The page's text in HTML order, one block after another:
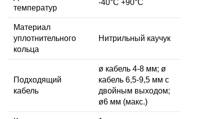
температур
-40°C +90°C
Материал
уплотнительного
кольца
Нитрильный каучук
Подходящий
кабель
ø кабель 4-8 мм; ø
кабель 6,5-9,5 мм с
двойным выходом;
ø6 мм (макс.)